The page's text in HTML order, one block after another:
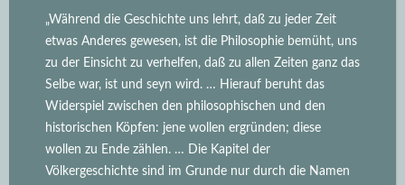
„Während die Geschichte uns lehrt, daß zu jeder Zeit
etwas Anderes gewesen, ist die Philosophie bemüht, uns
zu der Einsicht zu verhelfen, daß zu allen Zeiten ganz das
Selbe war, ist und seyn wird. … Hierauf beruht das
Widerspiel zwischen den philosophischen und den
historischen Köpfen: jene wollen ergründen; diese
wollen zu Ende zählen. … Die Kapitel der
Völkergeschichte sind im Grunde nur durch die Namen